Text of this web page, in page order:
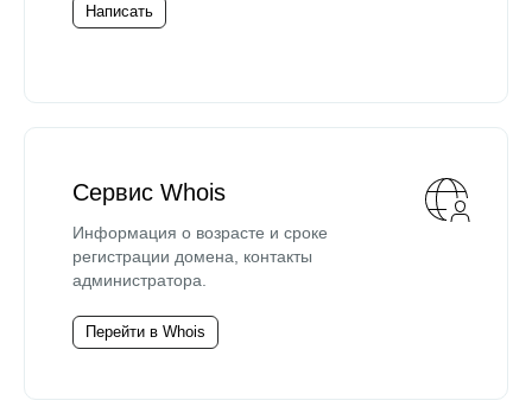
Написать
Сервис Whois
Информация о возрасте и сроке
регистрации домена, контакты
администратора.
Перейти в Whois